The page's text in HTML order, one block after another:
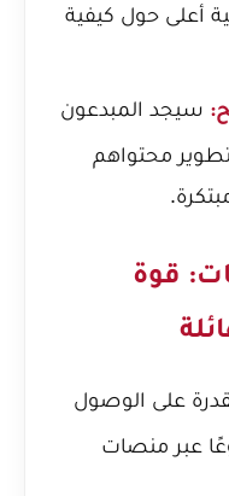
أعلى حول كيفية
سيجد المبدعون
محتواهم
قوة
على الوصول
عبر منصات